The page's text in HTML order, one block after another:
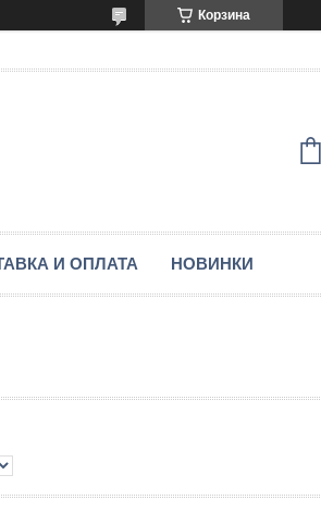
Корзина
И ОПЛАТА НОВИНКИ